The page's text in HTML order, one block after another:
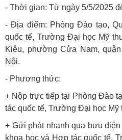
- Thời gian: Từ ngày 5/5/2025
- Địa điểm: Phòng Đào tạo,
quốc tế, Trường Đại học Mỹ
Kiêu, phường Cửa Nam,
Nội.
- Phương thức:
+ Nộp trực tiếp tại Phòng Đào
tác quốc tế, Trường Đại học
+ Gửi phát nhanh qua bưu
khoa học và Hợp tác quốc tế,